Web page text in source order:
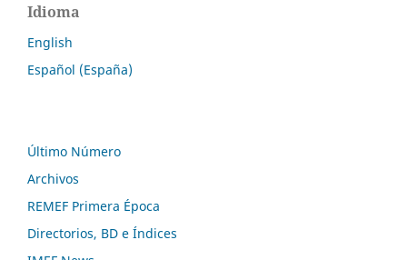
Idioma
English
Español (España)
Último Número
Archivos
REMEF Primera Época
Directorios, BD e Índices